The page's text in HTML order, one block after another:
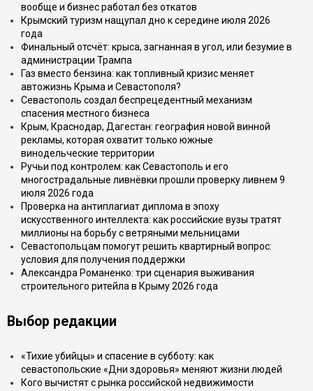
вообще и бизнес работал без откатов
Крымский туризм нащупал дно к середине июля 2026
года
Финальный отсчёт: крыса, загнанная в угол, или безумие в
администрации Трампа
Газ вместо бензина: как топливный кризис меняет
автожизнь Крыма и Севастополя?
Севастополь создал беспрецедентный механизм
спасения местного бизнеса
Крым, Краснодар, Дагестан: география новой винной
рекламы, которая охватит только южные
винодельческие территории
Ручьи под контролем: как Севастополь и его
многострадальные ливнёвки прошли проверку ливнем 9
июля 2026 года
Проверка на антиплагиат диплома в эпоху
искусственного интеллекта: как российские вузы тратят
миллионы на борьбу с ветряными мельницами
Севастопольцам помогут решить квартирный вопрос:
условия для получения поддержки
Александра Романенко: три сценария выживания
строительного ритейла в Крыму 2026 года
Выбор редакции
«Тихие убийцы» и спасение в субботу: как
севастопольские «Дни здоровья» меняют жизни людей
Кого вычистят с рынка российской недвижимости